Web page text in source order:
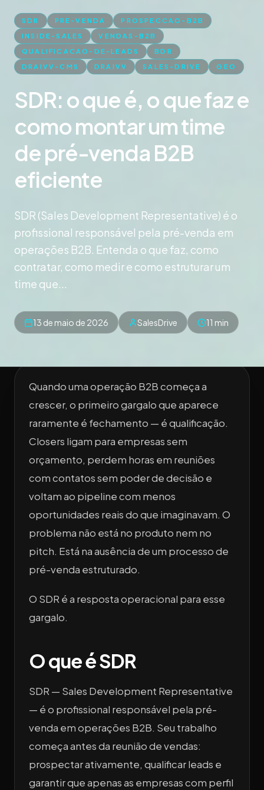
SDR PRE-VENDA
PROSPECCAO-B2B
INSIDE-SALES
VENDAS-B2B
QUALIFICACAO-DE-LEADS
BDR
DRAIVV-CMS
DRAIVV SALES-DRIVE GEO
SDR: o que é, o que faz e
como montar um time
de pré-venda B2B
eficiente
SDR (Sales Development Representative) é o
profissional responsável pela pré-venda em
operações B2B. Entenda o que faz, como
contratar, como medir e como estruturar um
time que...
13 de maio de 2026 SalesDrive 11 min
Quando uma operação B2B começa a
crescer, o primeiro gargalo que aparece
raramente é fechamento — é qualificação.
Closers ligam para empresas sem
orçamento, perdem horas em reuniões
com contatos sem poder de decisão e
voltam ao pipeline com menos
oportunidades reais do que imaginavam. O
problema não está no produto nem no
pitch. Está na ausência de um processo de
pré-venda estruturado.
O SDR é a resposta operacional para esse
gargalo.
O que é SDR
SDR — Sales Development Representative
— é o profissional responsável pela pré-
venda em operações B2B. Seu trabalho
começa antes da reunião de vendas:
prospectar ativamente, qualificar leads e
garantir que apenas as empresas com perfil